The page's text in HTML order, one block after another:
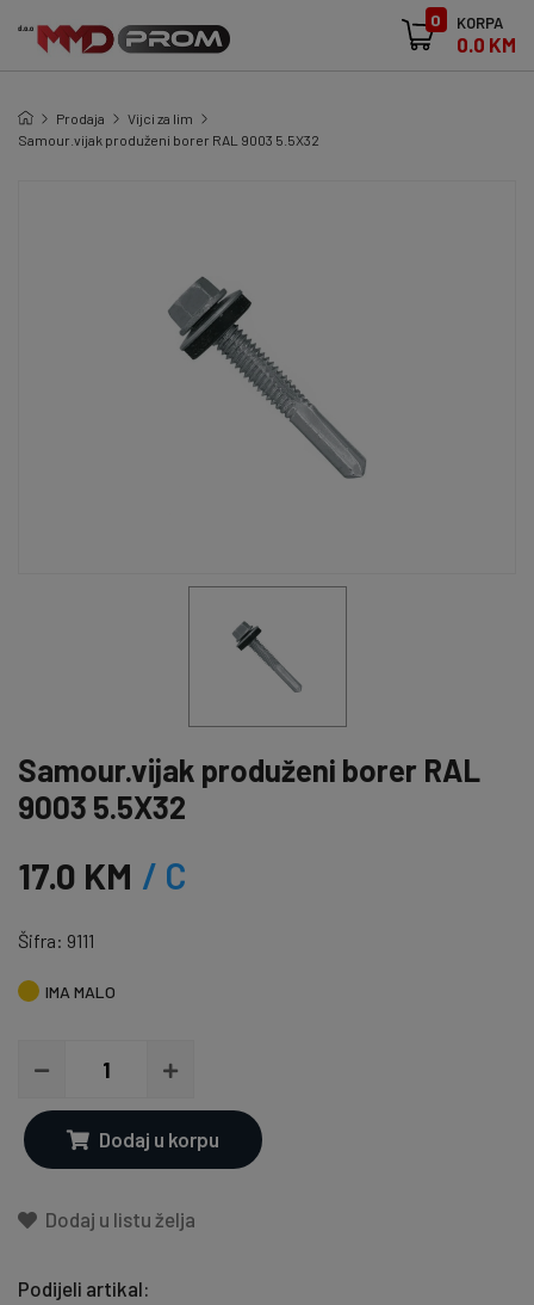
0 KORPA
0.0 KM
Prodaja
Vijci za lim
Samour.vijak produženi borer RAL 9003 5.5X32
Samour.vijak produženi borer RAL
9003 5.5X32
17.0 KM / C
Šifra: 9111
IMA MALO
Dodaj u korpu
Dodaj u listu želja
Podijeli artikal: